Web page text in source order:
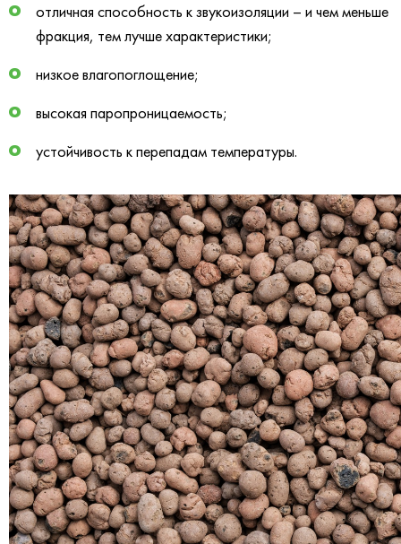
отличная способность к звукоизоляции – и чем меньше
фракция, тем лучше характеристики;
низкое влагопоглощение;
высокая паропроницаемость;
устойчивость к перепадам температуры.